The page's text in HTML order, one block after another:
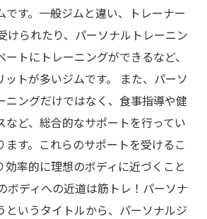
です。一般ジムと違い、トレーナー
けられたり、パーソナルトレーニン
トにトレーニングができるなど、
トが多いジムです。 また、パーソ
ニングだけではなく、食事指導や健
など、総合的なサポートを行ってい
ます。これらのサポートを受けるこ
効率的に理想のボディに近づくこと
ボディへの近道は筋トレ！パーソナ
というタイトルから、パーソナルジ